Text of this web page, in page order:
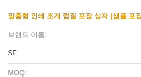
맞춤형 인쇄 조개 껍질 포장 상자 (샘플 포
브랜드 이름:
SF
MOQ: